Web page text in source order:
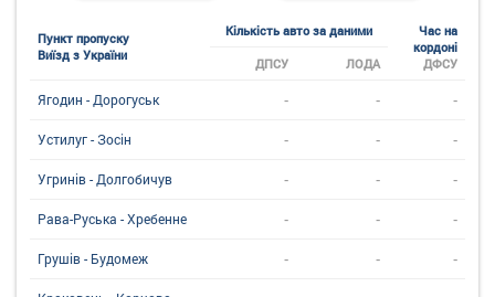
Пункт пропуску
Виїзд з України
Кількість авто за даними
Час на
кордоні
ДФСУ
ДПСУ ЛОДА
Ягодин - Дорогуськ - - -
Устилуг - Зосін - - -
Угринiв - Долгобичув - - -
Рава-Руська - Хребенне - - -
Грушів - Будомеж - - -